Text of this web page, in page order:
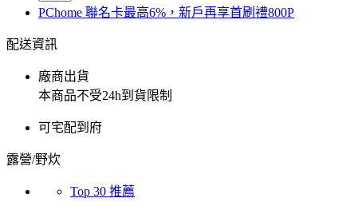
PChome 聯名卡最高6%，新戶再享首刷禮800P
配送資訊
廠商出貨
本商品不受24h到貨限制
可宅配到府
露營/野炊
Top 30 推薦